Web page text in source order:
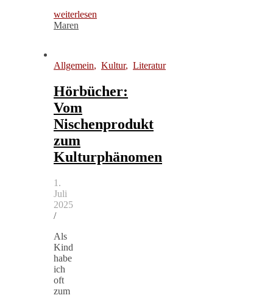
weiterlesen
Maren
Allgemein, Kultur, Literatur
Hörbücher:
Vom
Nischenprodukt
zum
Kulturphänomen
1.
Juli
2025
/
Als
Kind
habe
ich
oft
zum